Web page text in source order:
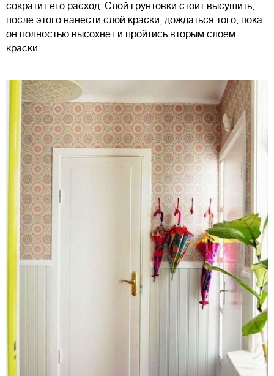
сократит его расход. Слой грунтовки стоит высушить,
после этого нанести слой краски, дождаться того, пока
он полностью высохнет и пройтись вторым слоем
краски.